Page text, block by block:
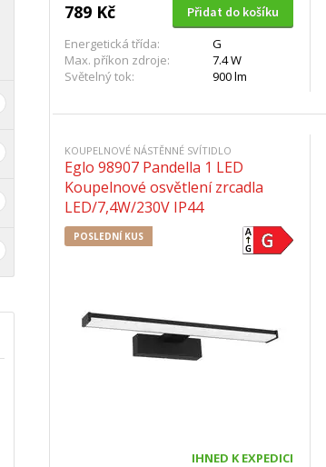
789 Kč
Přidat do košíku
Energetická třída:
G
Max. příkon zdroje:
7.4 W
Světelný tok:
900 lm
KOUPELNOVÉ NÁSTĚNNÉ SVÍTIDLO
Eglo 98907 Pandella 1 LED
Koupelnové osvětlení zrcadla
LED/7,4W/230V IP44
POSLEDNÍ KUS
IHNED K EXPEDICI